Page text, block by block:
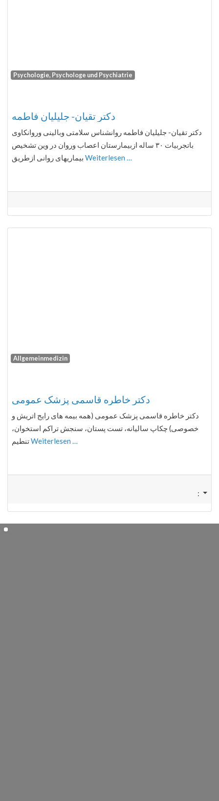
Psychologie, Psychologe und Psychiatrie
دکتر تقیان- جلیلیان فاطمه
دکتر تقیان- جلیلیان فاطمه روانشناس سلامتی وبالینی وروانکاوی
باتجربیات ۳۰ ساله ازبیمارستان اعصاب وروان در وین تشخیص
Weiterlesen …
Allgemeinmedizin
دكتر خاطره قاسمی پزشک عمومی
دكتر خاطره قاسمی پزشک عمومی (همه بیمه های رایج اتریش و
خصوصی) چکاپ سالیانه، تست پستان، سنجش تراکم استخوان،
Weiterlesen …
: